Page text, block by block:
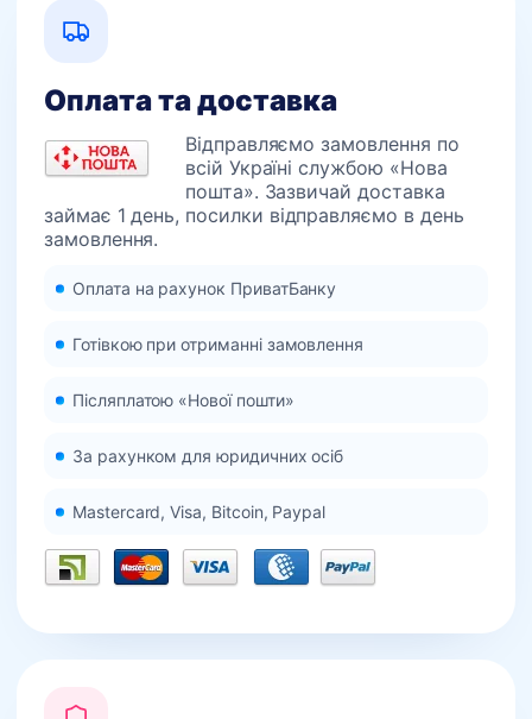
Оплата та доставка
Відправляємо замовлення по
всій Україні службою «Нова
пошта». Зазвичай доставка
займає 1 день, посилки відправляємо в день
замовлення.
Оплата на рахунок ПриватБанку
Готівкою при отриманні замовлення
Післяплатою «Нової пошти»
За рахунком для юридичних осіб
Mastercard, Visa, Bitcoin, Paypal